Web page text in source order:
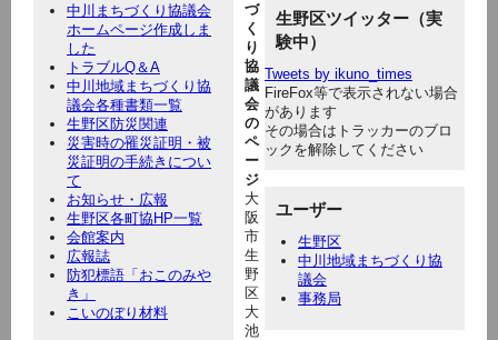
中川まちづくり協議会
ホームページ作成しま
した
トラブルQ＆A
中川地域まちづくり協
議会各種書類一覧
生野区防災関連
災害時の罹災証明・被
災証明の手続きについ
て
お知らせ・広報
生野区各町協HP一覧
会館案内
広報誌
防犯標語「おこのみや
き」
こいのぼり材料
生野区ツイッター（実
験中）
Tweets by ikuno_times
FireFox等で表示されない場合
があります
その場合はトラッカーのブロ
ックを解除してください
ユーザー
生野区
中川地域まちづくり協
議会
事務局
づ
く
り
協
議
会
の
ペ
ー
ジ
大
阪
市
生
野
区
大
池